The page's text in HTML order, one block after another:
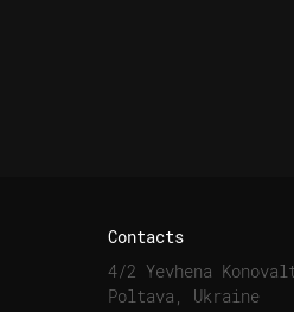
Contacts
4/2 Yevhena
Poltava, Ukraine